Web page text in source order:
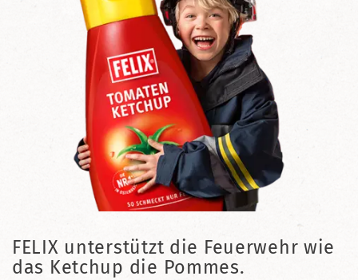
FELIX unterstützt die Feuerwehr wie
das Ketchup die Pommes.